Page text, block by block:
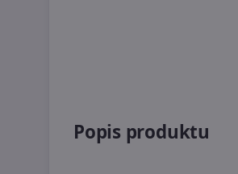
Popis produktu